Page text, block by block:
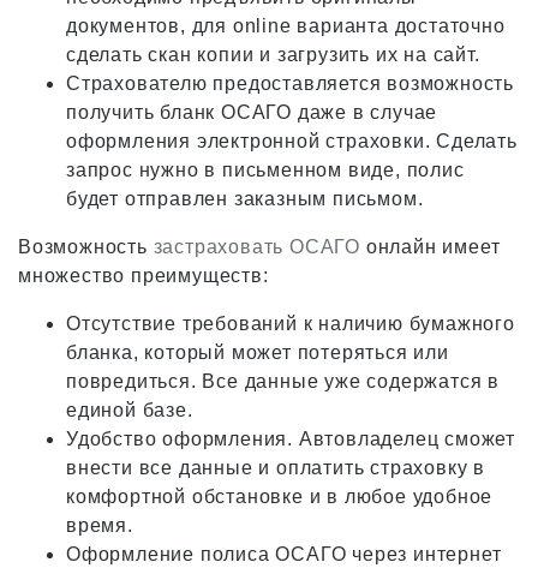
документов, для online варианта достаточно
сделать скан копии и загрузить их на сайт.
Страхователю предоставляется возможность
получить бланк ОСАГО даже в случае
оформления электронной страховки. Сделать
запрос нужно в письменном виде, полис
будет отправлен заказным письмом.
Возможность застраховать ОСАГО онлайн имеет
множество преимуществ:
Отсутствие требований к наличию бумажного
бланка, который может потеряться или
повредиться. Все данные уже содержатся в
единой базе.
Удобство оформления. Автовладелец сможет
внести все данные и оплатить страховку в
комфортной обстановке и в любое удобное
время.
Оформление полиса ОСАГО через интернет